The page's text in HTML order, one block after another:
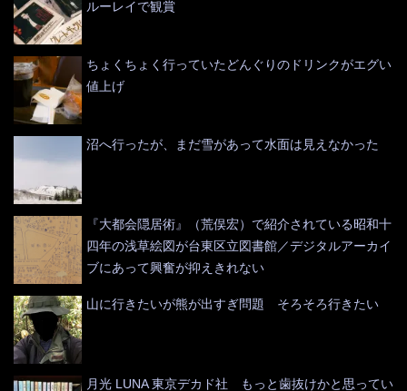
ルーレイで観賞
ちょくちょく行っていたどんぐりのドリンクがエグい
値上げ
沼へ行ったが、まだ雪があって水面は見えなかった
『大都会隠居術』（荒俣宏）で紹介されている昭和十
四年の浅草絵図が台東区立図書館／デジタルアーカイ
ブにあって興奮が抑えきれない
山に行きたいが熊が出すぎ問題 そろそろ行きたい
月光 LUNA 東京デカド社 もっと歯抜けかと思ってい